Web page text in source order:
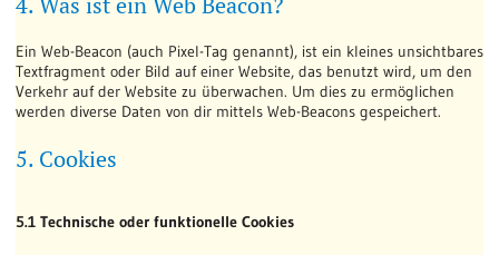
Ein Web-Beacon (auch Pixel-Tag genannt), ist ein kleines unsichtbares
Textfragment oder Bild auf einer Website, das benutzt wird, um den
Verkehr auf der Website zu überwachen. Um dies zu ermöglichen
werden diverse Daten von dir mittels Web-Beacons gespeichert.
5. Cookies
5.1 Technische oder funktionelle Cookies